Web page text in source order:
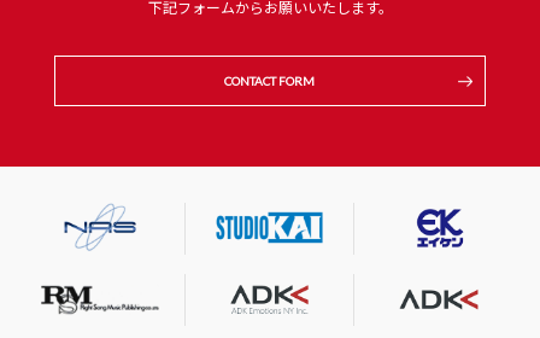
下記フォームからお願いいたします。
CONTACT FORM